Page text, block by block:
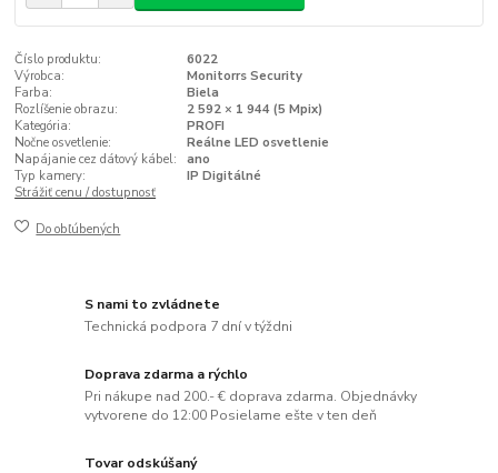
Číslo produktu:
6022
Výrobca:
Monitorrs Security
Farba:
Biela
Rozlíšenie obrazu:
2 592 × 1 944 (5 Mpix)
Kategória:
PROFI
Nočne osvetlenie:
Reálne LED osvetlenie
Napájanie cez dátový kábel:
ano
Typ kamery:
IP Digitálné
Strážiť cenu / dostupnosť
Do obľúbených
S nami to zvládnete
Technická podpora 7 dní v týždni
Doprava zdarma a rýchlo
Pri nákupe nad 200.- € doprava zdarma. Objednávky
vytvorene do 12:00 Posielame ešte v ten deň
Tovar odskúšaný